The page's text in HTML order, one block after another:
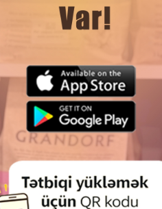
təravət və rahatlığı
SANICAT CLUMPING
S2677 PIŞIK QUMU,
VANIL VƏ MANDARIN